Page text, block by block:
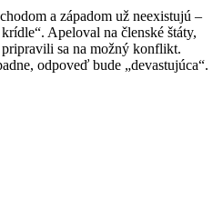
a západom už neexistujú –
Apeloval na členské štáty,
sa na možný konflikt.
odpoveď bude „devastujúca“.